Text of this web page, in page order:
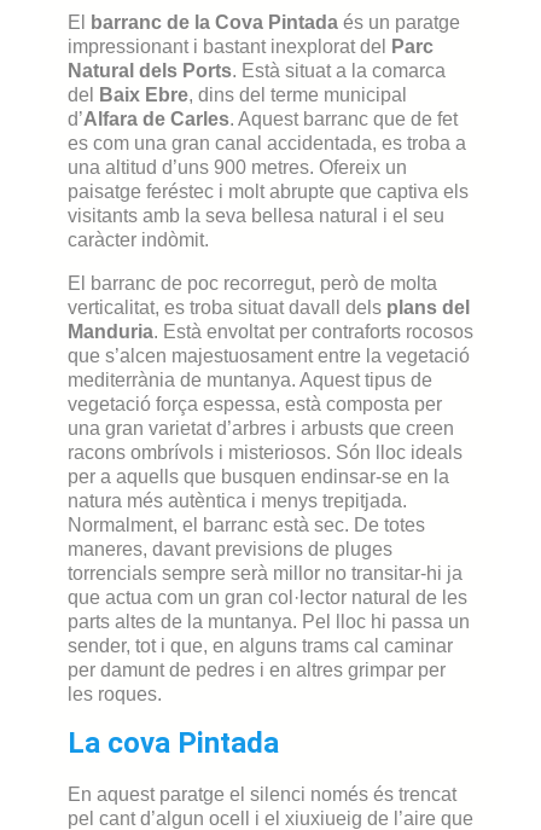
El barranc de la Cova Pintada és un paratge
impressionant i bastant inexplorat del
Parc
Natural dels Ports. Està situat a la comarca
del
Baix Ebre, dins del terme municipal
d’Alfara de Carles. Aquest barranc que de fet
es com una gran canal accidentada, es troba a
una altitud d’uns 900 metres. Ofereix un
paisatge feréstec i molt abrupte que captiva els
visitants amb la seva bellesa natural i el seu
caràcter indòmit.
El barranc de poc recorregut, però de molta
verticalitat, es troba situat davall dels plans del
Manduria. Està envoltat per contraforts rocosos
que s’alcen majestuosament entre la vegetació
mediterrània de muntanya. Aquest tipus de
vegetació força espessa, està composta per
una gran varietat d’arbres i arbusts que creen
racons ombrívols i misteriosos. Són lloc ideals
per a aquells que busquen endinsar-se en la
natura més autèntica i menys trepitjada.
Normalment, el barranc està sec. De totes
maneres, davant previsions de pluges
torrencials sempre serà millor no transitar-hi ja
que actua com un gran col·lector natural de les
parts altes de la muntanya. Pel lloc hi passa un
sender, tot i que, en alguns trams cal caminar
per damunt de pedres i en altres grimpar per
les roques.
La cova Pintada
En aquest paratge el silenci només és trencat
pel cant d’algun ocell i el xiuxiueig de l’aire que